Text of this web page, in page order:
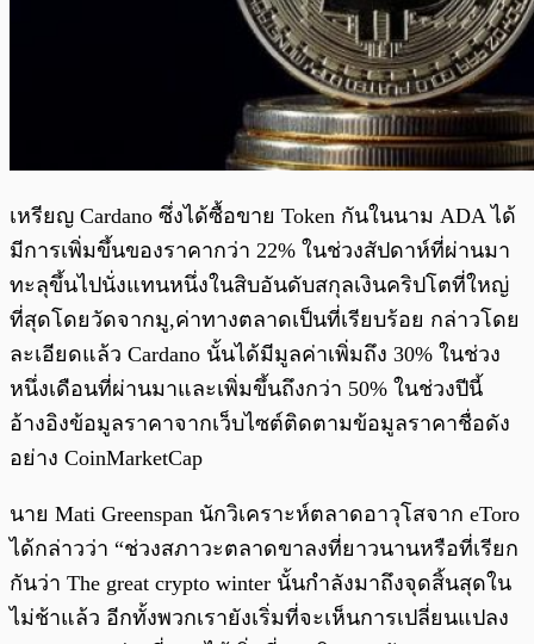
เหรียญ Cardano ซึ่งได้ซื้อขาย Token กันในนาม ADA ได้
มีการเพิ่มขึ้นของราคากว่า 22% ในช่วงสัปดาห์ที่ผ่านมา
ทะลุขึ้นไปนั่งแทนหนึ่งในสิบอันดับสกุลเงินคริปโตที่ใหญ่
ที่สุดโดยวัดจากมู,ค่าทางตลาดเป็นที่เรียบร้อย กล่าวโดย
ละเอียดแล้ว Cardano นั้นได้มีมูลค่าเพิ่มถึง 30% ในช่วง
หนึ่งเดือนที่ผ่านมาและเพิ่มขึ้นถึงกว่า 50% ในช่วงปีนี้
อ้างอิงข้อมูลราคาจากเว็บไซต์ติดตามข้อมูลราคาชื่อดัง
อย่าง CoinMarketCap
นาย Mati Greenspan นักวิเคราะห์ตลาดอาวุโสจาก eToro
ได้กล่าวว่า “ช่วงสภาวะตลาดขาลงที่ยาวนานหรือที่เรียก
กันว่า The great crypto winter นั้นกำลังมาถึงจุดสิ้นสุดใน
ไม่ช้าแล้ว อีกทั้งพวกเรายังเริ่มที่จะเห็นการเปลี่ยนแปลง